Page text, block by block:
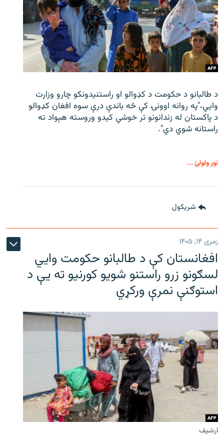
د طالبانو د حکومت د کډوالو او راستنیدونکو چارو وزارت
وايي،"په روانه اوونۍ کې څه باندې درې سوه افغان کډوالو
د پاکستان له زندانونو تر خوشي کیدو وروسته هېواد ته
راستانه شوي دي".
نور ولولئ ...
شريکول
زمری ۱۴, ۱۴۰۵
افغانستان کې د طالبانو حکومت وايي
لسګونو زرو راستنو شویو کورنیو ته یې د
استوګنې نمرې ورکړي
ارشیف